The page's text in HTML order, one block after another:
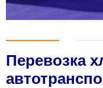
Перевозка